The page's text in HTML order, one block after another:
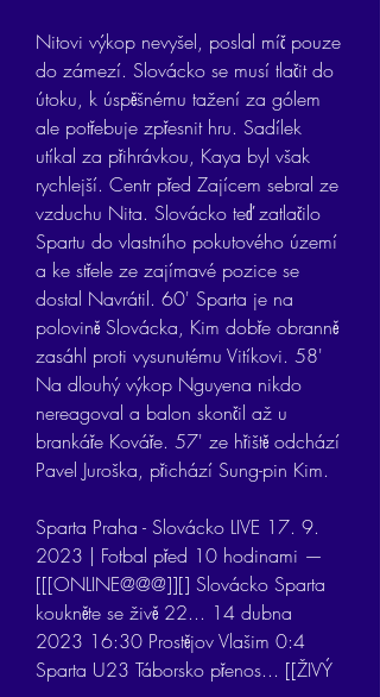
Nitovi výkop nevyšel, poslal míč pouze
do zámezí. Slovácko se musí tlačit do
útoku, k úspěšnému tažení za gólem
ale potřebuje zpřesnit hru. Sadílek
utíkal za přihrávkou, Kaya byl však
rychlejší. Centr před Zajícem sebral ze
vzduchu Nita. Slovácko teď zatlačilo
Spartu do vlastního pokutového území
a ke střele ze zajímavé pozice se
dostal Navrátil. 60' Sparta je na
polovině Slovácka, Kim dobře obranně
zasáhl proti vysunutému Vitíkovi. 58'
Na dlouhý výkop Nguyena nikdo
nereagoval a balon skončil až u
brankáře Kováře. 57' ze hřiště odchází
Pavel Juroška, přichází Sung-pin Kim.
Sparta Praha - Slovácko LIVE 17. 9.
2023 | Fotbal před 10 hodinami —
[[[ONLINE@@@]][] Slovácko Sparta
koukněte se živě 22... 14 dubna
2023 16:30 Prostějov Vlašim 0:4
Sparta U23 Táborsko přenos... [[ŽIVÝ